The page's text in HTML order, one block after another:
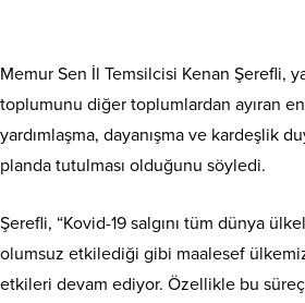
Memur Sen İl Temsilcisi Kenan Şerefli,
toplumunu diğer toplumlardan ayıran
yardımlaşma, dayanışma ve kardeşlik
planda tutulması olduğunu söyledi.
Şerefli, “Kovid-19 salgını tüm dünya
olumsuz etkilediği gibi maalesef
etkileri devam ediyor. Özellikle bu